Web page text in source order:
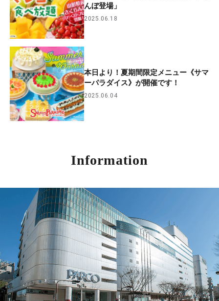
んぼ登場」
2025.06.18
本日より！夏期間限定メニュー《サマ
ーパラダイス》が開催です！
2025.06.04
Information